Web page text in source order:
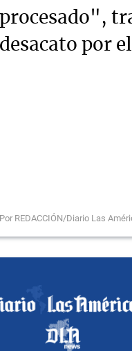
procesado",
desacato por
Por REDACCIÓN/Diario Las